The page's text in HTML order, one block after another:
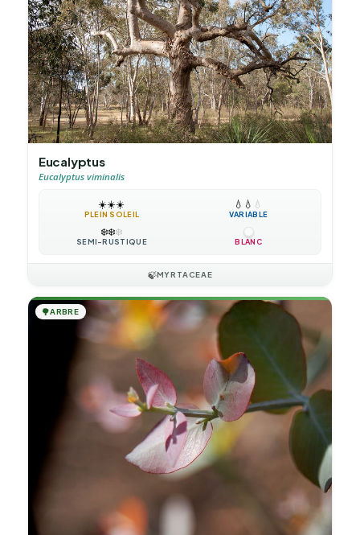
Eucalyptus
Eucalyptus viminalis
☀️☀️☀️
PLEIN SOLEIL
💧 💧 💧
VARIABLE
❄️❄️❄️
SEMI-RUSTIQUE BLANC
🍃MYRTACEAE
🌳ARBRE